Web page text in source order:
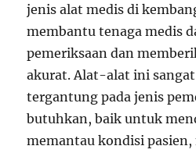
jenis alat medis di
membantu tenaga medis
pemeriksaan dan
akurat. Alat-alat ini
tergantung pada jenis
butuhkan, baik untuk
memantau kondisi